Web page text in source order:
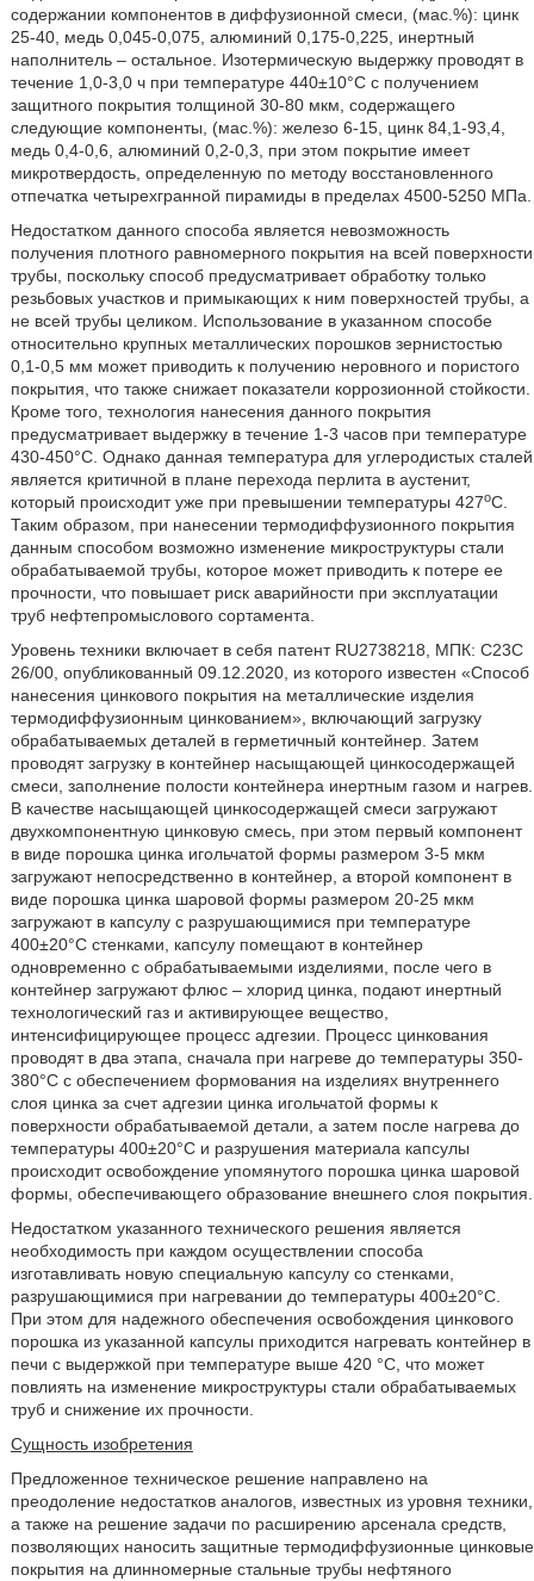
содержании компонентов в диффузионной смеси, (мас.%): цинк
25-40, медь 0,045-0,075, алюминий 0,175-0,225, инертный
наполнитель – остальное. Изотермическую выдержку проводят в
течение 1,0-3,0 ч при температуре 440±10°С с получением
защитного покрытия толщиной 30-80 мкм, содержащего
следующие компоненты, (мас.%): железо 6-15, цинк 84,1-93,4,
медь 0,4-0,6, алюминий 0,2-0,3, при этом покрытие имеет
микротвердость, определенную по методу восстановленного
отпечатка четырехгранной пирамиды в пределах 4500-5250 МПа.
Недостатком данного способа является невозможность
получения плотного равномерного покрытия на всей поверхности
трубы, поскольку способ предусматривает обработку только
резьбовых участков и примыкающих к ним поверхностей трубы, а
не всей трубы целиком. Использование в указанном способе
относительно крупных металлических порошков зернистостью
0,1-0,5 мм может приводить к получению неровного и пористого
покрытия, что также снижает показатели коррозионной стойкости.
Кроме того, технология нанесения данного покрытия
предусматривает выдержку в течение 1-3 часов при температуре
430-450°С. Однако данная температура для углеродистых сталей
является критичной в плане перехода перлита в аустенит,
который происходит уже при превышении температуры 427оС.
Таким образом, при нанесении термодиффузионного покрытия
данным способом возможно изменение микроструктуры стали
обрабатываемой трубы, которое может приводить к потере ее
прочности, что повышает риск аварийности при эксплуатации
труб нефтепромыслового сортамента.
Уровень техники включает в себя патент RU2738218, МПК: C23C
26/00, опубликованный 09.12.2020, из которого известен «Способ
нанесения цинкового покрытия на металлические изделия
термодиффузионным цинкованием», включающий загрузку
обрабатываемых деталей в герметичный контейнер. Затем
проводят загрузку в контейнер насыщающей цинкосодержащей
смеси, заполнение полости контейнера инертным газом и нагрев.
В качестве насыщающей цинкосодержащей смеси загружают
двухкомпонентную цинковую смесь, при этом первый компонент
в виде порошка цинка игольчатой формы размером 3-5 мкм
загружают непосредственно в контейнер, а второй компонент в
виде порошка цинка шаровой формы размером 20-25 мкм
загружают в капсулу с разрушающимися при температуре
400±20°С стенками, капсулу помещают в контейнер
одновременно с обрабатываемыми изделиями, после чего в
контейнер загружают флюс – хлорид цинка, подают инертный
технологический газ и активирующее вещество,
интенсифицирующее процесс адгезии. Процесс цинкования
проводят в два этапа, сначала при нагреве до температуры 350-
380°С с обеспечением формования на изделиях внутреннего
слоя цинка за счет адгезии цинка игольчатой формы к
поверхности обрабатываемой детали, а затем после нагрева до
температуры 400±20°С и разрушения материала капсулы
происходит освобождение упомянутого порошка цинка шаровой
формы, обеспечивающего образование внешнего слоя покрытия.
Недостатком указанного технического решения является
необходимость при каждом осуществлении способа
изготавливать новую специальную капсулу со стенками,
разрушающимися при нагревании до температуры 400±20°С.
При этом для надежного обеспечения освобождения цинкового
порошка из указанной капсулы приходится нагревать контейнер в
печи с выдержкой при температуре выше 420 °С, что может
повлиять на изменение микроструктуры стали обрабатываемых
труб и снижение их прочности.
Сущность изобретения
Предложенное техническое решение направлено на
преодоление недостатков аналогов, известных из уровня техники,
а также на решение задачи по расширению арсенала средств,
позволяющих наносить защитные термодиффузионные цинковые
покрытия на длинномерные стальные трубы нефтяного